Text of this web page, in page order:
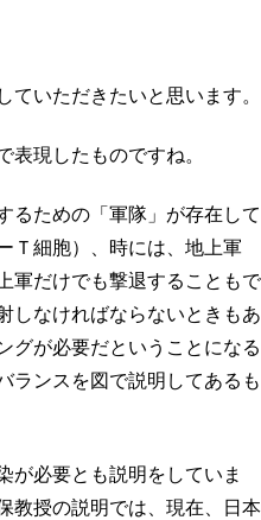
ていただきたいと思います。
表現したものですね。
るための「軍隊」が存在して
Ｔ細胞）、時には、地上軍
軍だけでも撃退することもで
しなければならないときもあ
グが必要だということになる
ランスを図で説明してあるも
が必要とも説明をしていま
教授の説明では、現在、日本